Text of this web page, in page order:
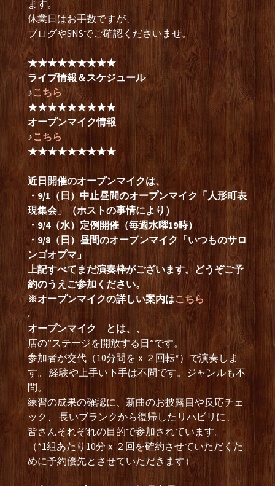
ます。
休業日はお手数ですが、
ブログやSNSでご確認くださいませ。
★★★★★★★★★
ライブ情報＆スケジュール
♪こちら
★★★★★★★★★
オープンマイク情報
♪こちら
★★★★★★★★★
近日開催のオープンマイクは、
・9/1（日）中止昼間のオープンマイク「人形町表
現集会」（ホストの事情により）
・9/4（水）定例開催（毎週水曜19時）
・9/8（日）昼間のオープンマイク「いつものサロ
ンゴオプマ」
上記すべてまだ演奏枠がございます。どうぞご予
約のうえご参加ください。
※オープンマイクの詳しい案内はこちら
.
オープンマイク とは、、
店の”ステージを開放する日”です。
参加者が交代（10分間をｘ２回転*）で演奏しま
す。 経験や上手い下手は不問です。ジャンルも不
問。
練習の成果の確認に、新曲のお披露目や反応チェ
ック、 長いブランクから復帰したリハビリに、
皆さんそれぞれの目的で参加されています。
（*1組あたり10分ｘ２回を確約させていただくた
めに予約優先とさせていただきます）